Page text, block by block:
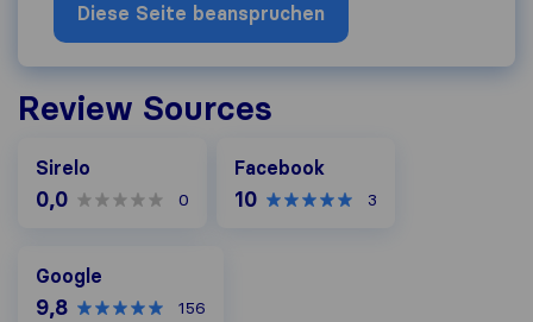
Diese Seite beanspruchen
Review Sources
Sirelo
0,0 0
Facebook
10 3
Google
9,8 156